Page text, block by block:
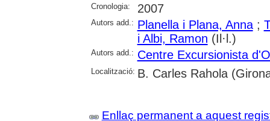
Cronologia: 2007
Autors add.: Planella i Plana, Anna;
i Albi, Ramon (Il·l.)
Autors add.: Centre Excursionista
Localització: B. Carles Rahola
Enllaç permanent a aquest